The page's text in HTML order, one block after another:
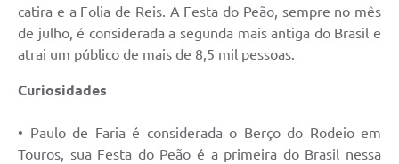
catira e a Folia de Reis. A Festa do Peão, sempre no mês
de julho, é considerada a segunda mais antiga do Brasil e
atrai um público de mais de 8,5 mil pessoas.
Curiosidades
• Paulo de Faria é considerada o Berço do Rodeio em
Touros, sua Festa do Peão é a primeira do Brasil nessa